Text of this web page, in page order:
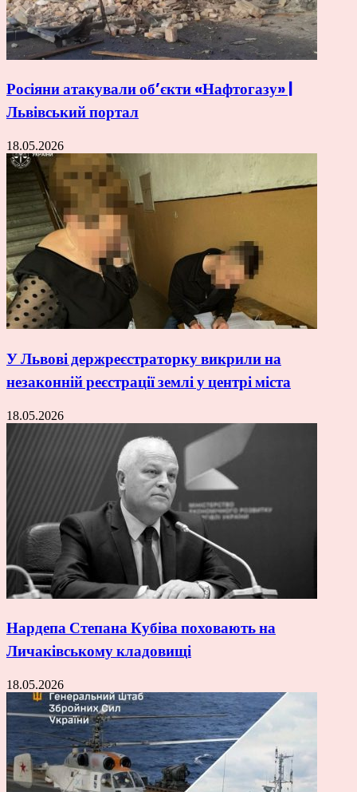
Росіяни атакували об’єкти «Нафтогазу» |
Львівський портал
18.05.2026
У Львові держреєстраторку викрили на
незаконній реєстрації землі у центрі міста
18.05.2026
Нардепа Степана Кубіва поховають на
Личаківському кладовищі
18.05.2026